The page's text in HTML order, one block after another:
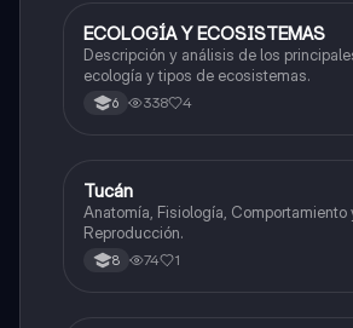
Biologia
ECOLOGÍA Y ECOSISTEMAS
Descripción y análisis de los
ecología y tipos de ecosistemas.
6 338 4
Biologia
Tucán
Anatomía, Fisiología, Comportamiento
Reproducción.
8 74 1